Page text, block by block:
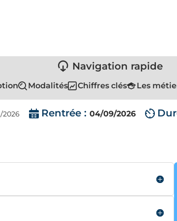
Navigation rapide
Modalités Chiffres clés Les
2026 Rentrée : 04/09/2026